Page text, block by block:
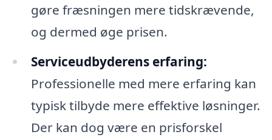
gøre fræsningen mere tidskrævende,
og dermed øge prisen.
Serviceudbyderens erfaring:
Professionelle med mere erfaring kan
typisk tilbyde mere effektive løsninger.
Der kan dog være en prisforskel